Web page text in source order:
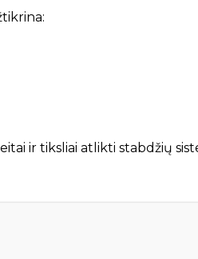
ir tiksliai atlikti stabdžių